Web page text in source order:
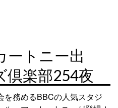
ートニー出
倶楽部254夜
を務めるBBCの人気スタジ